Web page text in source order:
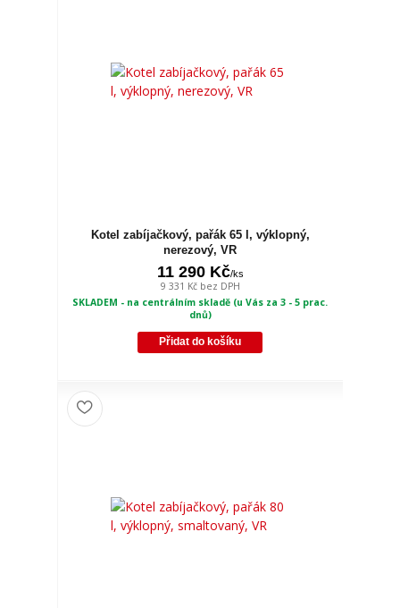
Kotel zabíjačkový, pařák 65 l, výklopný,
nerezový, VR
11 290 Kč/ks
9 331 Kč bez DPH
SKLADEM - na centrálním skladě (u Vás za 3 - 5 prac.
dnů)
Přidat do košíku